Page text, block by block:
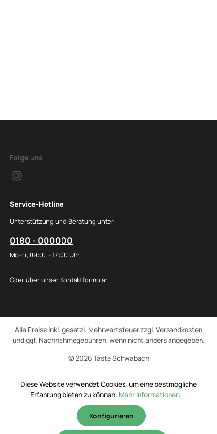
Folge uns
Service-Hotline
Unterstützung und Beratung unter:
0180 - 000000
Mo-Fr, 09:00 - 17:00 Uhr
Oder über unser Kontaktformular.
© 2026 Taste Schwabach
Alle Preise inkl. gesetzl. Mehrwertsteuer zzgl. Versandkosten
und ggf. Nachnahmegebühren, wenn nicht anders angegeben.
Diese Website verwendet Cookies, um eine bestmögliche
Erfahrung bieten zu können. Mehr Informationen ...
Konfigurieren